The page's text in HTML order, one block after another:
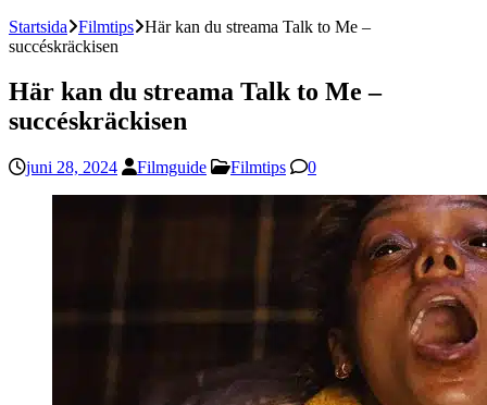
Startsida
Filmtips Här kan du streama Talk to Me –
succéskräckisen
Här kan du streama Talk to Me –
succéskräckisen
juni 28, 2024 Filmguide Filmtips 0